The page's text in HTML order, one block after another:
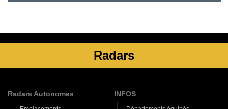
Radars
Radars Autonomes INFOS